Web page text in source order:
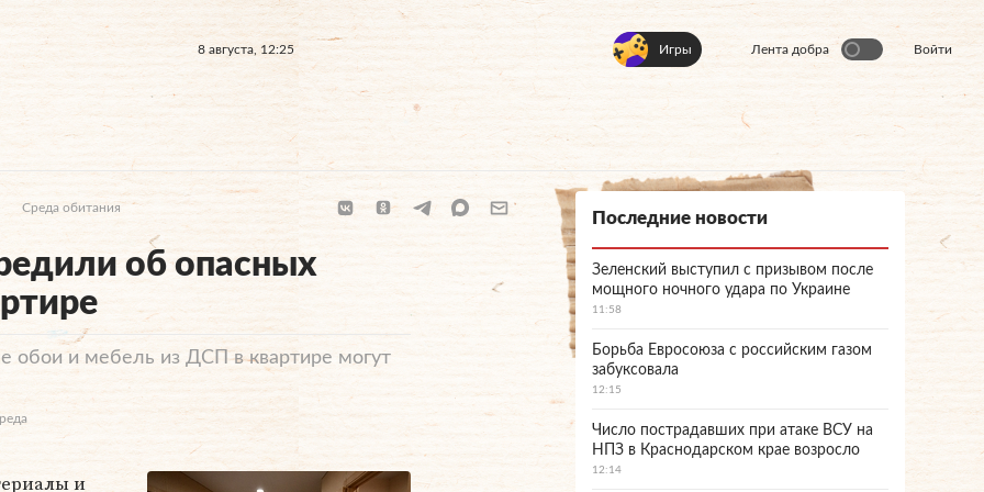
8 августа, 12:25 Игры Лента добра Войти
Среда обитания
об опасных
обои и мебель из ДСП в квартире могут
и
Последние новости
Зеленский выступил с призывом после
мощного ночного удара по Украине
11:58
Борьба Евросоюза с российским газом
забуксовала
12:15
Число пострадавших при атаке ВСУ на
НПЗ в Краснодарском крае возросло
12:14